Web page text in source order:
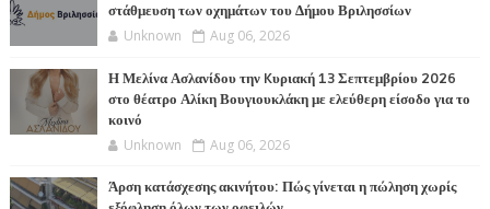
στάθμευση των οχημάτων του Δήμου Βριλησσίων
Unknown Aug 06, 2026
Η Μελίνα Ασλανίδου την Kυριακή 13 Σεπτεμβρίου 2026
στο θέατρο Αλίκη Βουγιουκλάκη με ελεύθερη είσοδο για το
κοινό
Unknown Aug 06, 2026
Άρση κατάσχεσης ακινήτου: Πώς γίνεται η πώληση χωρίς